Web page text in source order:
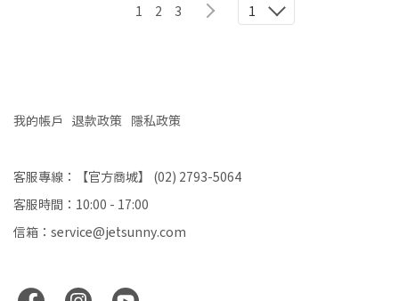
1 2 3 1
我的帳戶 退款政策 隱私政策
客服專線：【官方商城】 (02) 2793-5064
客服時間：10:00 - 17:00
信箱：service@jetsunny.com